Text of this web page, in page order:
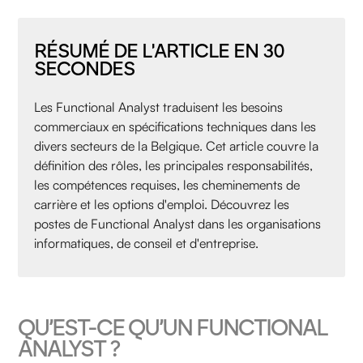
RÉSUMÉ DE L'ARTICLE EN 30
SECONDES
Les Functional Analyst traduisent les besoins
commerciaux en spécifications techniques dans les
divers secteurs de la Belgique. Cet article couvre la
définition des rôles, les principales responsabilités,
les compétences requises, les cheminements de
carrière et les options d'emploi. Découvrez les
postes de Functional Analyst dans les organisations
informatiques, de conseil et d'entreprise.
QU’EST-CE QU’UN FUNCTIONAL
ANALYST ?